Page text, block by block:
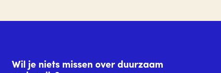
Wil je niets missen over duurzaam